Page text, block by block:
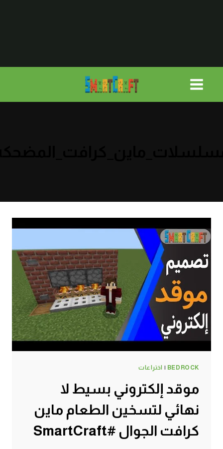
BEDROCK
| اختراعات
موقد إلكتروني بسيط لا
نهائي لتسخين الطعام ماين
كرافت الجوال #SmartCraft